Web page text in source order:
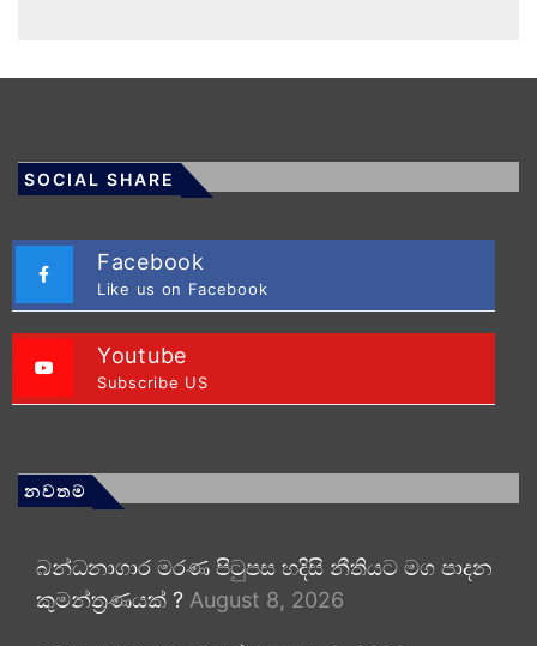
SOCIAL SHARE
Facebook
Like us on Facebook
Youtube
Subscribe US
නවතම
බන්ධනාගාර මරණ පිටුපස හදිසි නීතියට මග පාදන
කුමන්ත්‍රණයක් ? August 8, 2026